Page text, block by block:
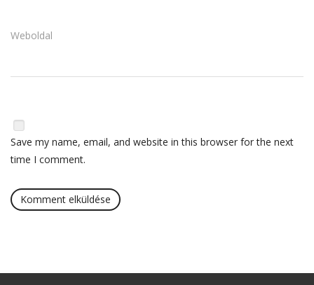
Weboldal
Save my name, email, and website in this browser for the next
time I comment.